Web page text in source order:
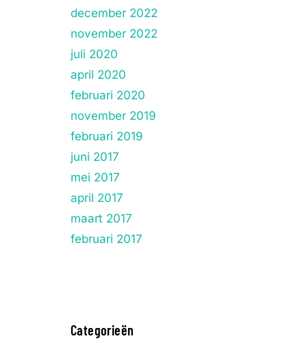
december 2022
november 2022
juli 2020
april 2020
februari 2020
november 2019
februari 2019
juni 2017
mei 2017
april 2017
maart 2017
februari 2017
Categorieën